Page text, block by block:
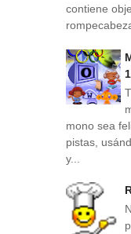
contiene
mono sea
pistas,
y...